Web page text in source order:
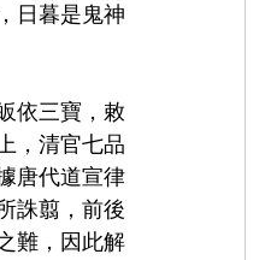
日暮是鬼神
依三寶，敕
，清官七品
唐代道宣律
誅翦，前後
難，因此解